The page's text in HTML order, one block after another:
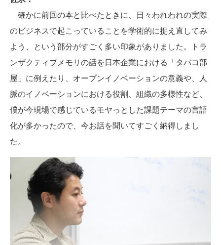
確かに前回の本と比べたときに、日々われわれの実際
のビジネスで起こっていることを学術的に捉え直してみ
よう、という部分がすごく多い印象がありました。トラ
ンザクティブメモリの話を日本企業における「タバコ部
屋」に例えたり、オープンイノベーションの意義や、人
脈のイノベーションにおける役割、組織の多様性など、
僕が今現場で感じているモヤっとした課題テーマの言語
化が多かったので、今お話を聞いてすごく納得しまし
た。